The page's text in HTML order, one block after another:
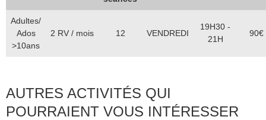
Adultes/
Ados
>10ans
2 RV / mois 12 VENDREDI
19H30 -
21H
90€
AUTRES ACTIVITÉS QUI
POURRAIENT VOUS INTÉRESSER